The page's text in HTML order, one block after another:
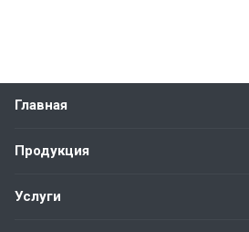
Главная
Продукция
Услуги